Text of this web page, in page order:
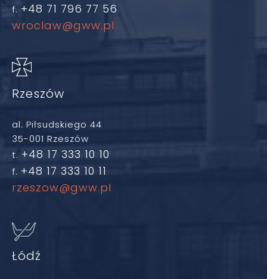
f. +48 71 796 77 56
wroclaw@gww.pl
Rzeszów
al. Piłsudskiego 44
35-001 Rzeszów
t. +48 17 333 10 10
f. +48 17 333 10 11
rzeszow@gww.pl
Łódź